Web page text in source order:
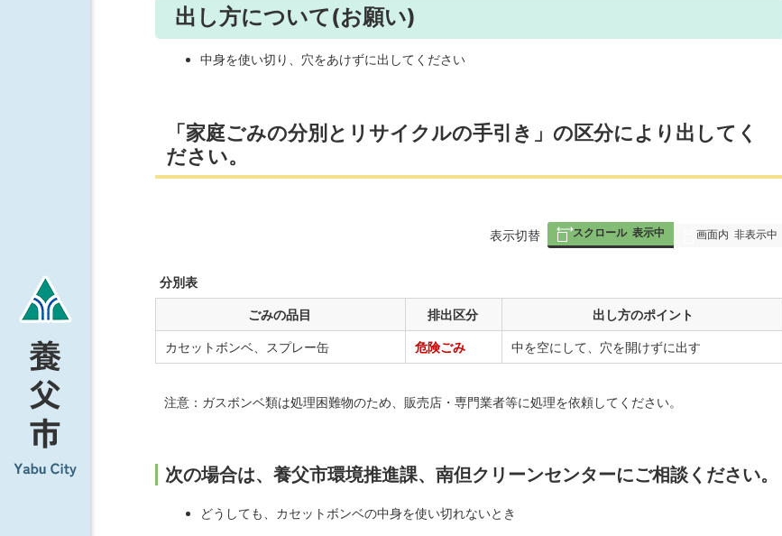
出し方について(お願い)
中身を使い切り、穴をあけずに出してください
「家庭ごみの分別とリサイクルの手引き」の区分により出してく
ださい。
表
表示切替 スクロール 表示中 画面内 非表示中
分別表
ごみの品目 排出区分 出し方のポイント
カセットボンベ、スプレー缶 危険ごみ 中を空にして、穴を開けずに出す
注意：ガスボンベ類は処理困難物のため、販売店・専門業者等に処理を依頼してください。
次の場合は、養父市環境推進課、南但クリーンセンターにご相談ください。
どうしても、カセットボンベの中身を使い切れないとき